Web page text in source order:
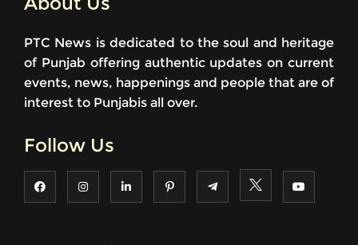
PTC News is dedicated to the soul and heritage
of Punjab offering authentic updates on current
events, news, happenings and people that are of
interest to Punjabis all over.
Follow Us